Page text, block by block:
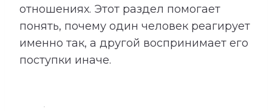
отношениях. Этот раздел помогает
понять, почему один человек реагирует
именно так, а другой воспринимает его
поступки иначе.